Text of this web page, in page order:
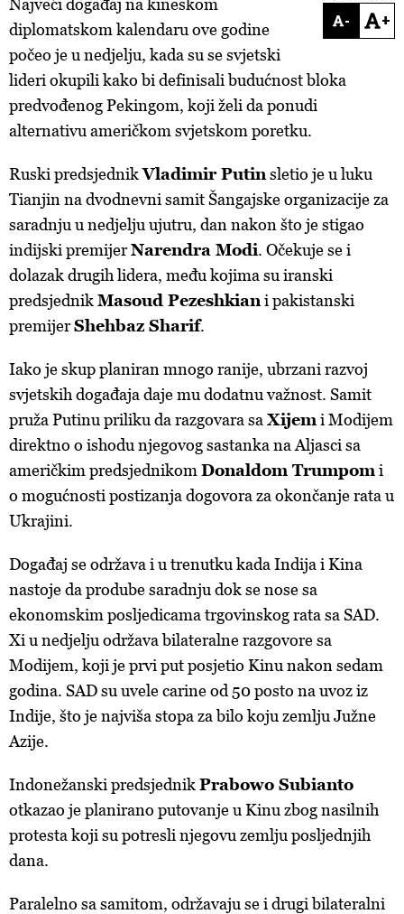
- +
Najveći događaj na kineskom
diplomatskom kalendaru ove godine
počeo je u nedjelju, kada su se svjetski
lideri okupili kako bi definisali budućnost bloka
predvođenog Pekingom, koji želi da ponudi
alternativu američkom svjetskom poretku.
Ruski predsjednikVladimir Putinsletio je u luku
Tianjin na dvodnevni samit Šangajske organizacije za
saradnju u nedjelju ujutru, dan nakon što je stigao
indijski premijerNarendra Modi. Očekuje se i
dolazak drugih lidera, među kojima su iranski
predsjednikMasoud Pezeshkiani pakistanski
premijerShehbaz Sharif.
Iako je skup planiran mnogo ranije, ubrzani razvoj
svjetskih događaja daje mu dodatnu važnost. Samit
pruža Putinu priliku da razgovara sa Xijemi Modijem
direktno o ishodu njegovog sastanka na Aljasci sa
američkim predsjednikom Donaldom Trumpomi
o mogućnosti postizanja dogovora za okončanje rata u
Ukrajini.
Događaj se održava i u trenutku kada Indija i Kina
nastoje da prodube saradnju dok se nose sa
ekonomskim posljedicama trgovinskog rata sa SAD.
Xi u nedjelju održava bilateralne razgovore sa
Modijem, koji je prvi put posjetio Kinu nakon sedam
godina. SAD su uvele carine od 50 posto na uvoz iz
Indije, što je najviša stopa za bilo koju zemlju Južne
Azije.
Indonežanski predsjednikPrabowo Subianto
otkazao je planirano putovanje u Kinu zbog nasilnih
protesta koji su potresli njegovu zemlju posljednjih
dana.
Paralelno sa samitom, održavaju se i drugi bilateralni